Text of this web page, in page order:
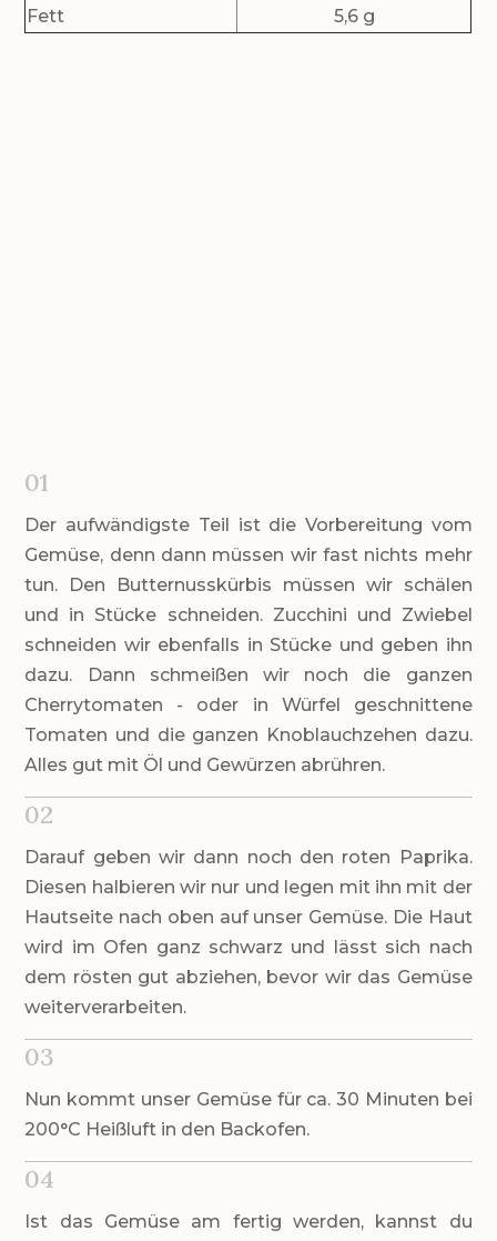
Fett 5,6 g
01
Der aufwändigste Teil ist die Vorbereitung vom
Gemüse, denn dann müssen wir fast nichts mehr
tun. Den Butternusskürbis müssen wir schälen
und in Stücke schneiden. Zucchini und Zwiebel
schneiden wir ebenfalls in Stücke und geben ihn
dazu. Dann schmeißen wir noch die ganzen
Cherrytomaten - oder in Würfel geschnittene
Tomaten und die ganzen Knoblauchzehen dazu.
Alles gut mit Öl und Gewürzen abrühren.
02
Darauf geben wir dann noch den roten Paprika.
Diesen halbieren wir nur und legen mit ihn mit der
Hautseite nach oben auf unser Gemüse. Die Haut
wird im Ofen ganz schwarz und lässt sich nach
dem rösten gut abziehen, bevor wir das Gemüse
weiterverarbeiten.
03
Nun kommt unser Gemüse für ca. 30 Minuten bei
200°C Heißluft in den Backofen.
04
Ist das Gemüse am fertig werden, kannst du